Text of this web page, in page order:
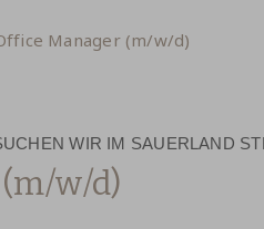
Manager (m/w/d)
WIR IM SAUERLAND
w/d)